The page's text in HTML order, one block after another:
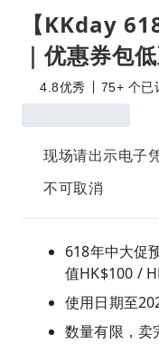
【KKday
｜优惠券包
4.8优秀 75+ 个已
现场请出示电子
不可取消
618年中大促
值HK$100 /
使用日期至
数量有限，卖